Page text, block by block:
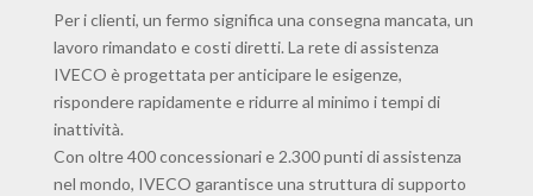
Per i clienti, un fermo significa una consegna mancata, un
lavoro rimandato e costi diretti. La rete di assistenza
IVECO è progettata per anticipare le esigenze,
rispondere rapidamente e ridurre al minimo i tempi di
inattività.
Con oltre 400 concessionari e 2.300 punti di assistenza
nel mondo, IVECO garantisce una struttura di supporto